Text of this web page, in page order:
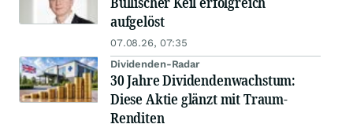
aufgelöst
07.08.26, 07:35
Dividenden-Radar
30 Jahre Dividendenwachstum:
Diese Aktie glänzt mit Traum-
Renditen